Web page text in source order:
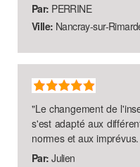
Par: PERRINE
Ville: Nancray-sur-
"Le changement de
s'est adapté aux
normes et aux
Par: Julien